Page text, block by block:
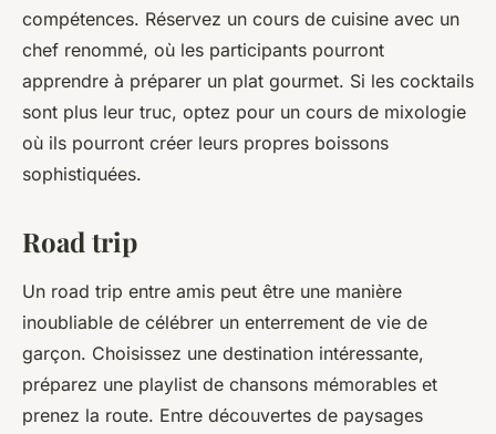
compétences. Réservez un cours de cuisine avec un
chef renommé, où les participants pourront
apprendre à préparer un plat gourmet. Si les cocktails
sont plus leur truc, optez pour un cours de mixologie
où ils pourront créer leurs propres boissons
sophistiquées.
Road trip
Un road trip entre amis peut être une manière
inoubliable de célébrer un enterrement de vie de
garçon. Choisissez une destination intéressante,
préparez une playlist de chansons mémorables et
prenez la route. Entre découvertes de paysages